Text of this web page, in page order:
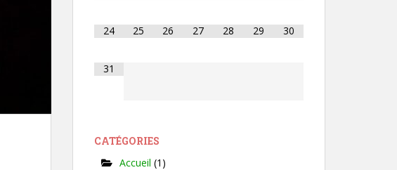
24 25 26 27 28 29 30
31
CATÉGORIES
Accueil (1)